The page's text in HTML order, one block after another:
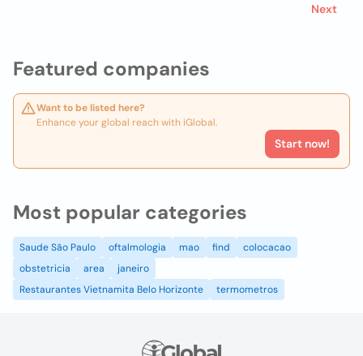
Featured companies
Want to be listed here?
Enhance your global reach with iGlobal.
Start now!
Next
Most popular categories
Saude São Paulo oftalmologia mao find
colocacao
obstetricia
area
janeiro
Restaurantes Vietnamita Belo Horizonte
termometros